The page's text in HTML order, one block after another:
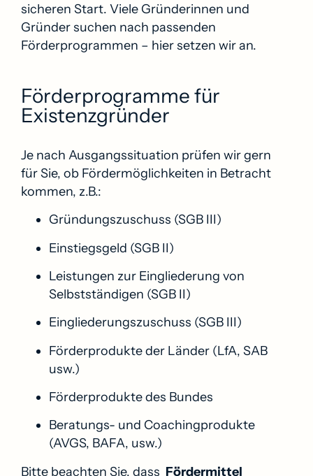
sicheren Start. Viele Gründerinnen und
Gründer suchen nach passenden
Förderprogrammen – hier setzen wir an.
Förderprogramme für
Existenzgründer
Je nach Ausgangssituation prüfen wir gern
für Sie, ob Fördermöglichkeiten in Betracht
kommen, z.B.:
Gründungszuschuss (SGB III)
Einstiegsgeld (SGB II)
Leistungen zur Eingliederung von
Selbstständigen (SGB II)
Eingliederungszuschuss (SGB III)
Förderprodukte der Länder (LfA, SAB
usw.)
Förderprodukte des Bundes
Beratungs- und Coachingprodukte
(AVGS, BAFA, usw.)
Bitte beachten Sie, dass Fördermittel